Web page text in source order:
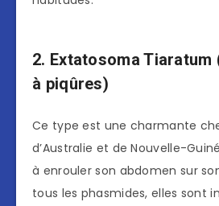
2. Extatosoma
à piqûres)
Ce type est une charmante
d’Australie et de Nouvelle-
à enrouler son abdomen sur
tous les phasmides, elles sont